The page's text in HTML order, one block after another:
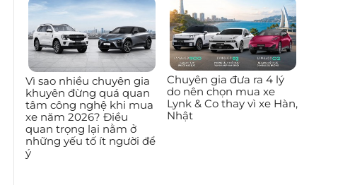
Vì sao nhiều chuyên gia
khuyên đừng quá quan
tâm công nghệ khi mua
xe năm 2026? Điều
quan trọng lại nằm ở
những yếu tố ít người để
ý
Chuyên gia đưa ra 4 lý
do nên chọn mua xe
Lynk & Co thay vì xe Hàn,
Nhật